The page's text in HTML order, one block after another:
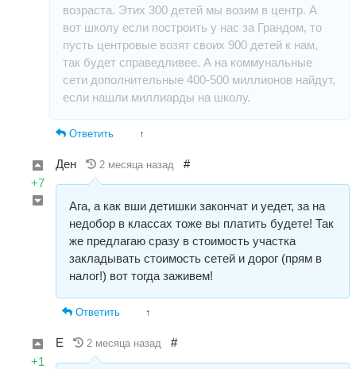
возраста. Этих 300 детей мы возим в центр. А
вот школу если построить у нас за Грандом, то
пусть центровые возят своих 900 детей к нам,
так будет справедливее. А на коммунальные
сети дополнительные 400-500 миллионов найдут,
если нашли миллиарды на школу.
Ответить ↑
+7
Ден 2 месяца назад #
Ага, а как вши детишки закончат и уедет, за на
недобор в классах тоже вы платить будете! Так
же предлагаю сразу в стоимость участка
закладывать стоимость сетей и дорог (прям в
налог!) вот тогда заживем!
Ответить ↑
+1
Е 2 месяца назад #